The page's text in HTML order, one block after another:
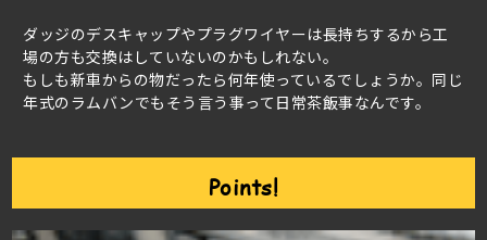
ダッジのデスキャップやプラグワイヤーは長持ちするから工
場の方も交換はしていないのかもしれない。
もしも新車からの物だったら何年使っているでしょうか。同じ
年式のラムバンでもそう言う事って日常茶飯事なんです。
Points!